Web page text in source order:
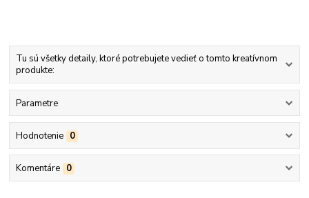
Tu sú všetky detaily, ktoré potrebujete vedieť o tomto kreatívnom
produkte:
Parametre
Hodnotenie 0
Komentáre 0